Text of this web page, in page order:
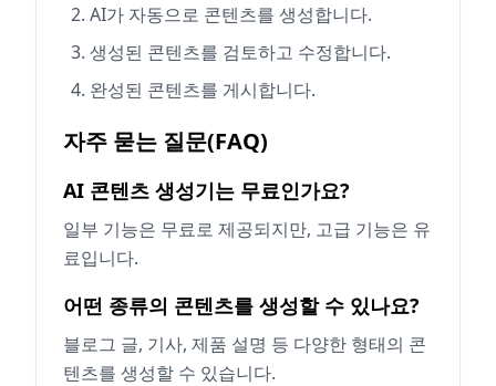
AI가 자동으로 콘텐츠를 생성합니다.
생성된 콘텐츠를 검토하고 수정합니다.
완성된 콘텐츠를 게시합니다.
자주 묻는 질문(FAQ)
AI 콘텐츠 생성기는 무료인가요?
일부 기능은 무료로 제공되지만, 고급 기능은 유
료입니다.
어떤 종류의 콘텐츠를 생성할 수 있나요?
블로그 글, 기사, 제품 설명 등 다양한 형태의 콘
텐츠를 생성할 수 있습니다.